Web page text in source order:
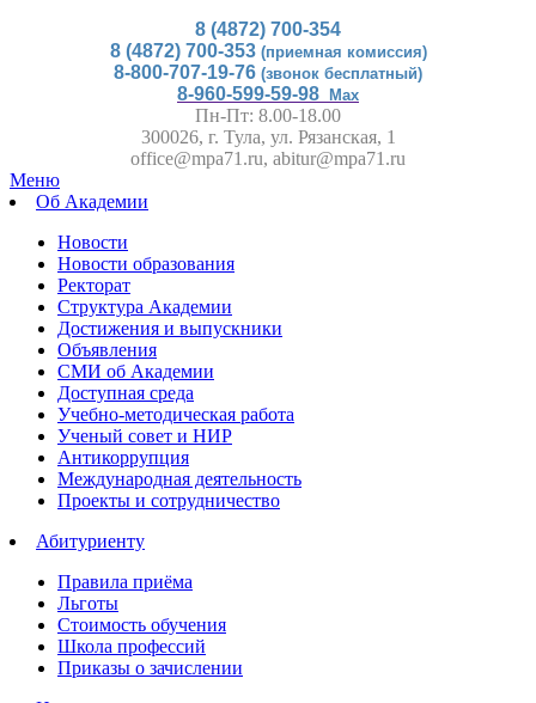
8 (4872) 700-354
8 (4872) 700-353 (приемная комиссия)
8-800-707-19-76 (звонок бесплатный)
8-960-599-59-98 Max
Пн-Пт: 8.00-18.00
300026, г. Тула, ул. Рязанская, 1
office@mpa71.ru, abitur@mpa71.ru
Меню
Об Академии
Новости
Новости образования
Ректорат
Структура Академии
Достижения и выпускники
Объявления
СМИ об Академии
Доступная среда
Учебно-методическая работа
Ученый совет и НИР
Антикоррупция
Международная деятельность
Проекты и сотрудничество
Абитуриенту
Правила приёма
Льготы
Стоимость обучения
Школа профессий
Приказы о зачислении